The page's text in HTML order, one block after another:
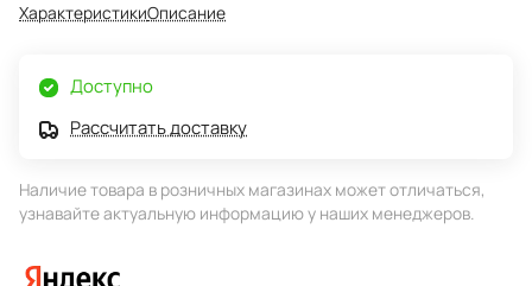
ХарактеристикиОписание
Доступно
Рассчитать доставку
Наличие товара в розничных магазинах может отличаться,
узнавайте актуальную информацию у наших менеджеров.